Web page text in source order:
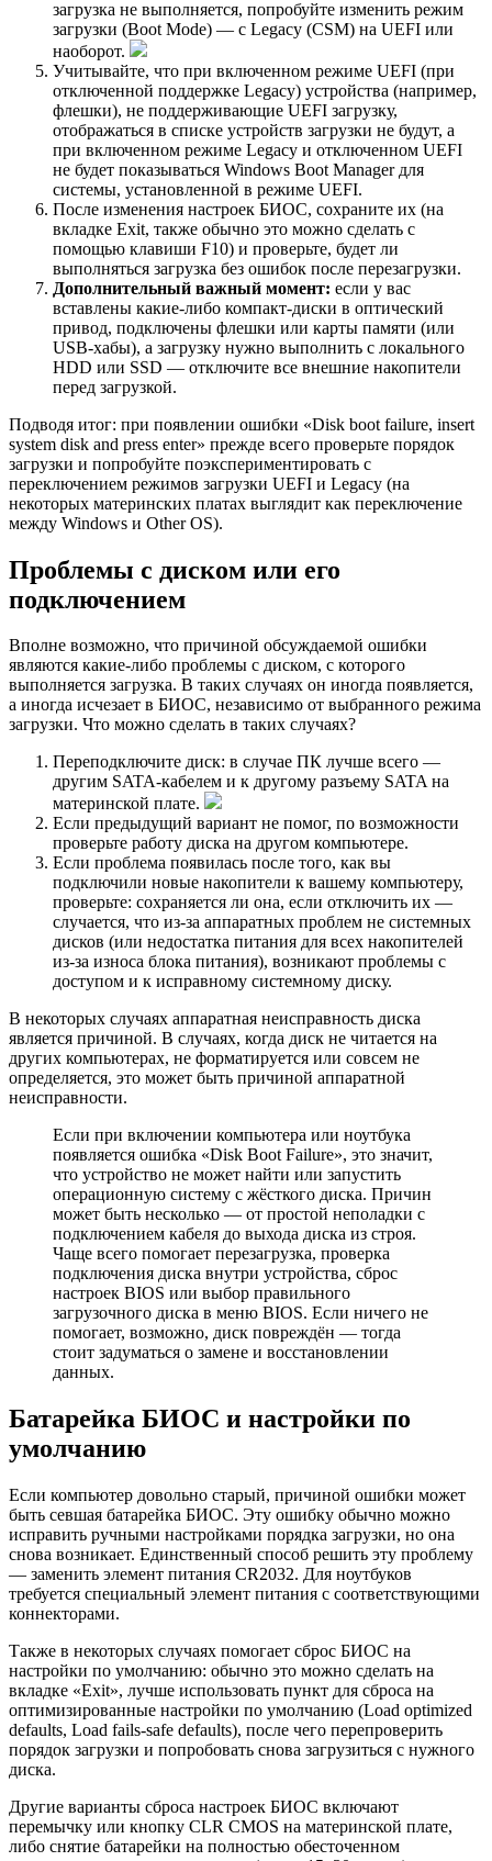
загрузка не выполняется, попробуйте изменить режим
загрузки (Boot Mode) — с Legacy (CSM) на UEFI или
наоборот.
Учитывайте, что при включенном режиме UEFI (при
отключенной поддержке Legacy) устройства (например,
флешки), не поддерживающие UEFI загрузку,
отображаться в списке устройств загрузки не будут, а
при включенном режиме Legacy и отключенном UEFI
не будет показываться Windows Boot Manager для
системы, установленной в режиме UEFI.
После изменения настроек БИОС, сохраните их (на
вкладке Exit, также обычно это можно сделать с
помощью клавиши F10) и проверьте, будет ли
выполняться загрузка без ошибок после перезагрузки.
Дополнительный важный момент: если у вас
вставлены какие-либо компакт-диски в оптический
привод, подключены флешки или карты памяти (или
USB-хабы), а загрузку нужно выполнить с локального
HDD или SSD — отключите все внешние накопители
перед загрузкой.
Подводя итог: при появлении ошибки «Disk boot failure, insert
system disk and press enter» прежде всего проверьте порядок
загрузки и попробуйте поэкспериментировать с
переключением режимов загрузки UEFI и Legacy (на
некоторых материнских платах выглядит как переключение
между Windows и Other OS).
Проблемы с диском или его
подключением
Вполне возможно, что причиной обсуждаемой ошибки
являются какие-либо проблемы с диском, с которого
выполняется загрузка. В таких случаях он иногда появляется,
а иногда исчезает в БИОС, независимо от выбранного режима
загрузки. Что можно сделать в таких случаях?
Переподключите диск: в случае ПК лучше всего —
другим SATA-кабелем и к другому разъему SATA на
материнской плате.
Если предыдущий вариант не помог, по возможности
проверьте работу диска на другом компьютере.
Если проблема появилась после того, как вы
подключили новые накопители к вашему компьютеру,
проверьте: сохраняется ли она, если отключить их —
случается, что из-за аппаратных проблем не системных
дисков (или недостатка питания для всех накопителей
из-за износа блока питания), возникают проблемы с
доступом и к исправному системному диску.
В некоторых случаях аппаратная неисправность диска
является причиной. В случаях, когда диск не читается на
других компьютерах, не форматируется или совсем не
определяется, это может быть причиной аппаратной
неисправности.
Если при включении компьютера или ноутбука
появляется ошибка «Disk Boot Failure», это значит,
что устройство не может найти или запустить
операционную систему с жёсткого диска. Причин
может быть несколько — от простой неполадки с
подключением кабеля до выхода диска из строя.
Чаще всего помогает перезагрузка, проверка
подключения диска внутри устройства, сброс
настроек BIOS или выбор правильного
загрузочного диска в меню BIOS. Если ничего не
помогает, возможно, диск повреждён — тогда
стоит задуматься о замене и восстановлении
данных.
Батарейка БИОС и настройки по
умолчанию
Если компьютер довольно старый, причиной ошибки может
быть севшая батарейка БИОС. Эту ошибку обычно можно
исправить ручными настройками порядка загрузки, но она
снова возникает. Единственный способ решить эту проблему
— заменить элемент питания CR2032. Для ноутбуков
требуется специальный элемент питания с соответствующими
коннекторами.
Также в некоторых случаях помогает сброс БИОС на
настройки по умолчанию: обычно это можно сделать на
вкладке «Exit», лучше использовать пункт для сброса на
оптимизированные настройки по умолчанию (Load optimized
defaults, Load fails-safe defaults), после чего перепроверить
порядок загрузки и попробовать снова загрузиться с нужного
диска.
Другие варианты сброса настроек БИОC включают
перемычку или кнопку CLR CMOS на материнской плате,
либо снятие батарейки на полностью обесточенном